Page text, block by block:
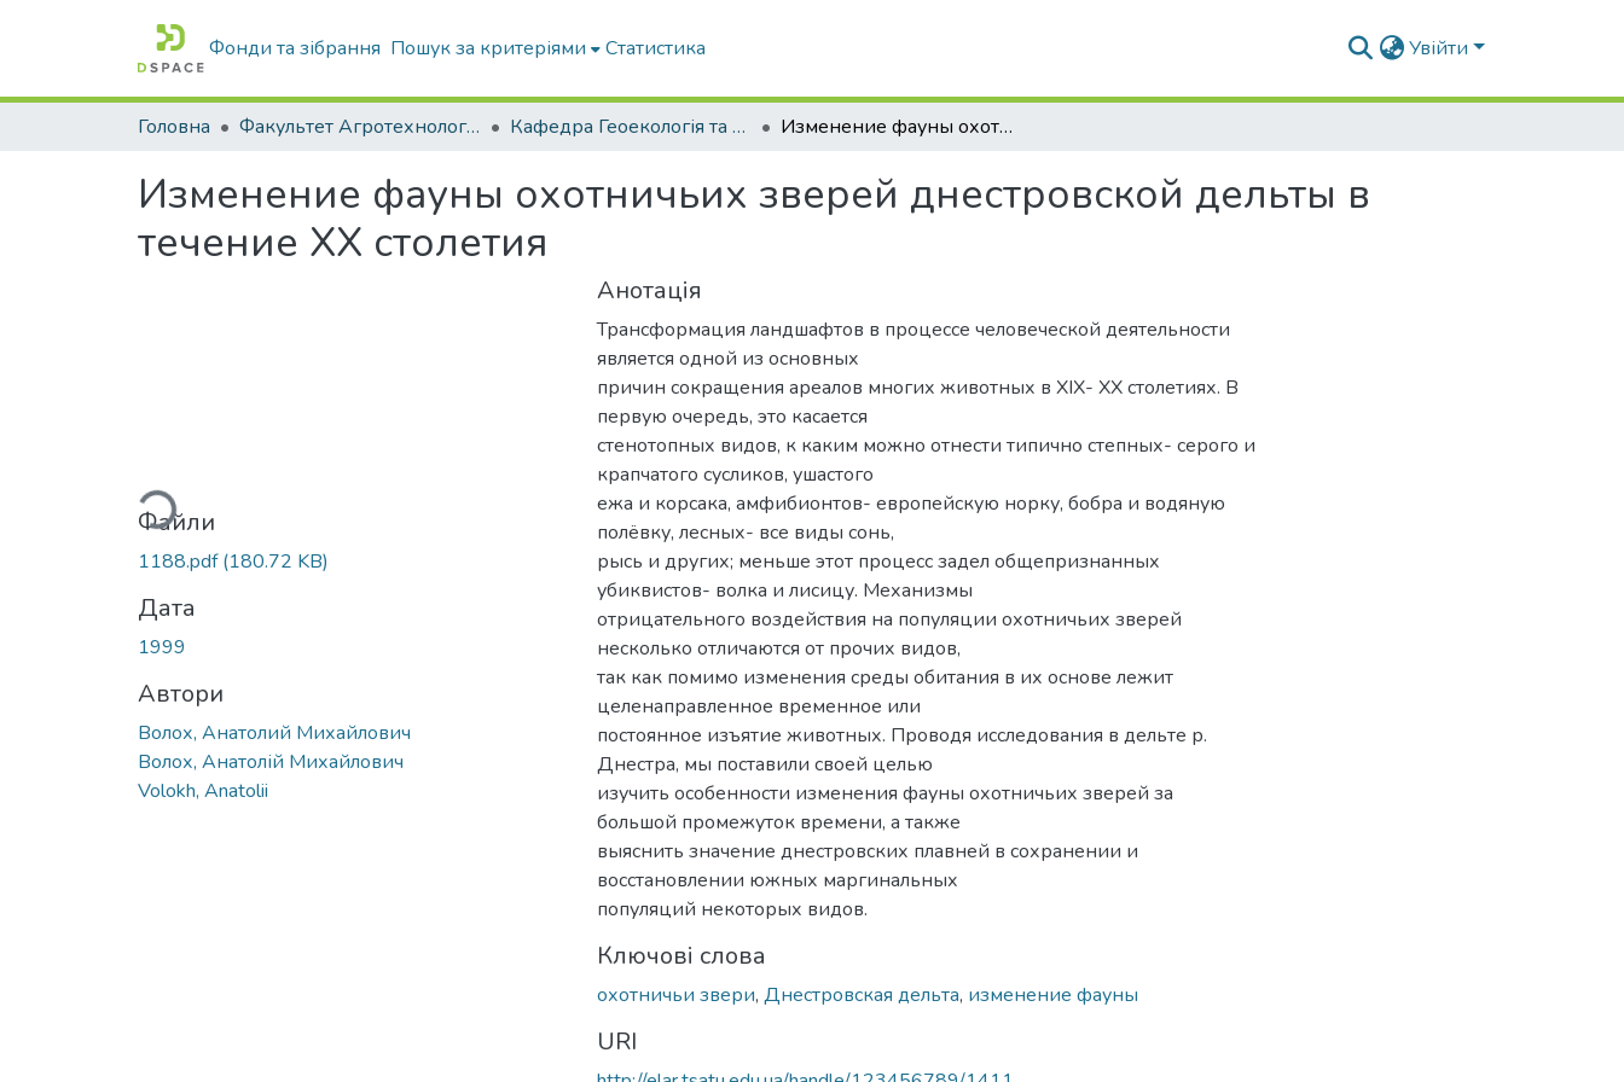
Фонди та зібрання Пошук за критеріями Статистика Увійти
Головна Факультет Агротехнологій та екології Кафедра Геоекологія та землеустрій Изменение фауны охотничьих зверей днестровской дельты в течение XX столетия
Изменение фауны охотничьих зверей днестровской дельты в
течение XX столетия
Вантажиться...
Файли
1188.pdf(180.72 KB)
Дата
1999
Автори
Волох, Анатолий Михайлович
Волох, Анатолій Михайлович
Volokh, Anatolii
Анотація
Трансформация ландшафтов в процессе человеческой деятельности
является одной из основных
причин сокращения ареалов многих животных в XIX- XX столетиях. В
первую очередь, это касается
стенотопных видов, к каким можно отнести типично степных- серого и
крапчатого сусликов, ушастого
ежа и корсака, амфибионтов- европейскую норку, бобра и водяную
полёвку, лесных- все виды сонь,
рысь и других; меньше этот процесс задел общепризнанных
убиквистов- волка и лисицу. Механизмы
отрицательного воздействия на популяции охотничьих зверей
несколько отличаются от прочих видов,
так как помимо изменения среды обитания в их основе лежит
целенаправленное временное или
постоянное изъятие животных. Проводя исследования в дельте р.
Днестра, мы поставили своей целью
изучить особенности изменения фауны охотничьих зверей за
большой промежуток времени, а также
выяснить значение днестровских плавней в сохранении и
восстановлении южных маргинальных
популяций некоторых видов.
Ключові слова
охотничьи звери, Днестровская дельта, изменение фауны
URI